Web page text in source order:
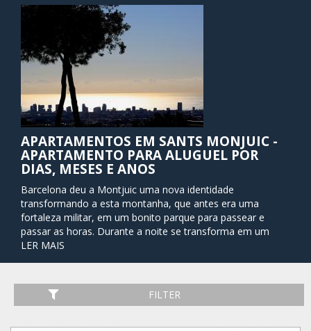
APARTAMENTOS EM SANTS MONJUIC -
APARTAMENTO PARA ALUGUEL POR
DIAS, MESES E ANOS
Barcelona deu a Montjuic uma nova identidade
transformando a esta montanha, que antes era uma
fortaleza militar, em um bonito parque para passear e
passar as horas. Durante a noite se transforma em um
lugar de marcha fantástico para todo o mundo, já que tem
Nao devemos esquecer que foi o lugar onde se celebraron
as cerimonias dos jogos Olímpicos e que conta com
LER MAIS
FILTER